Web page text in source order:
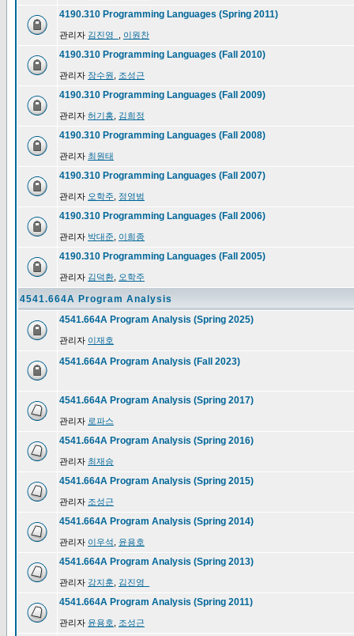
4190.310 Programming Languages (Spring 2011)
관리자 김진영_ 이원찬
4190.310 Programming Languages (Fall 2010)
관리자 장수원 조성근
4190.310 Programming Languages (Fall 2009)
관리자 허기홍 김희정
4190.310 Programming Languages (Fall 2008)
관리자 최원태
4190.310 Programming Languages (Fall 2007)
관리자 오학주 정영범
4190.310 Programming Languages (Fall 2006)
관리자 박대준 이희종
4190.310 Programming Languages (Fall 2005)
관리자 김덕환 오학주
4541.664A Program Analysis
4541.664A Program Analysis (Spring 2025)
관리자 이재호
4541.664A Program Analysis (Fall 2023)
4541.664A Program Analysis (Spring 2017)
관리자 로파스
4541.664A Program Analysis (Spring 2016)
관리자 최재승
4541.664A Program Analysis (Spring 2015)
관리자 조성근
4541.664A Program Analysis (Spring 2014)
관리자 이우석 윤용호
4541.664A Program Analysis (Spring 2013)
관리자 강지훈 김진영_
4541.664A Program Analysis (Spring 2011)
관리자 윤용호 조성근